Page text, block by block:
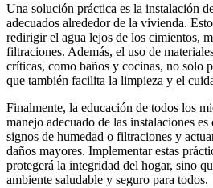
Una solución práctica es la instalación
adecuados alrededor de la vivienda.
redirigir el agua lejos de los cimientos,
filtraciones. Además, el uso de
críticas, como baños y cocinas, no solo
que también facilita la limpieza y el
Finalmente, la educación de todos los
manejo adecuado de las instalaciones
signos de humedad o filtraciones y
daños mayores. Implementar estas
protegerá la integridad del hogar, sino
ambiente saludable y seguro para todos.